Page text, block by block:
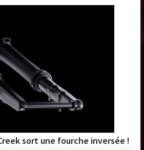
sort une fourche inversée !